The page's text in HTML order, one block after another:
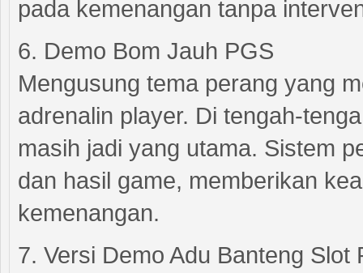
pada kemenangan tanpa
6. Demo Bom Jauh PGS
Mengusung tema perang yang
adrenalin player. Di tengah-
masih jadi yang utama. Sistem
dan hasil game, memberikan
kemenangan.
7. Versi Demo Adu Banteng Slot